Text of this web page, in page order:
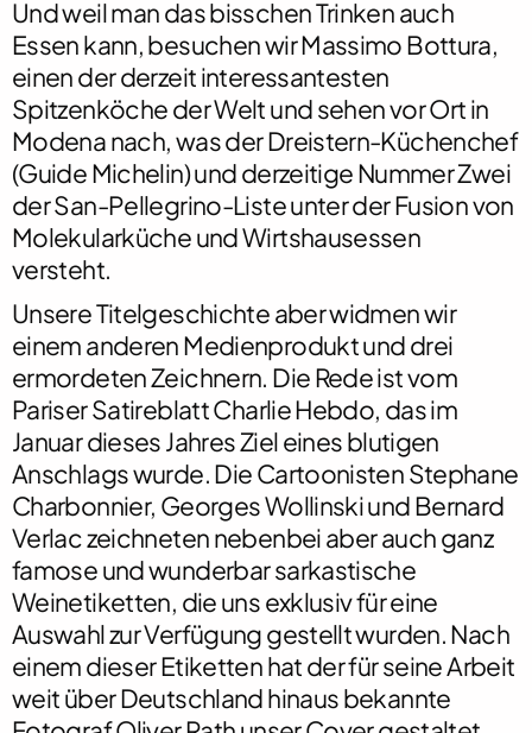
Und weil man das bisschen Trinken auch
Essen kann, besuchen wir Massimo Bottura,
einen der derzeit interessantesten
Spitzenköche der Welt und sehen vor Ort in
Modena nach, was der Dreistern-Küchenchef
(Guide Michelin) und derzeitige Nummer Zwei
derSan-Pellegrino-Liste unter der Fusion von
Molekularküche und Wirtshausessen
versteht.
Unsere Titelgeschichte aber widmen wir
einem anderen Medienprodukt und drei
ermordeten Zeichnern. Die Rede ist vom
Pariser SatireblattCharlie Hebdo, das im
Januar dieses Jahres Ziel eines blutigen
Anschlags wurde. Die Cartoonisten Stephane
Charbonnier, Georges Wollinski und Bernard
Verlac zeichneten nebenbei aber auch ganz
famose und wunderbar sarkastische
Weinetiketten, die uns exklusiv für eine
Auswahl zur Verfügung gestellt wurden. Nach
einem dieser Etiketten hat der für seine Arbeit
weit über Deutschland hinaus bekannte